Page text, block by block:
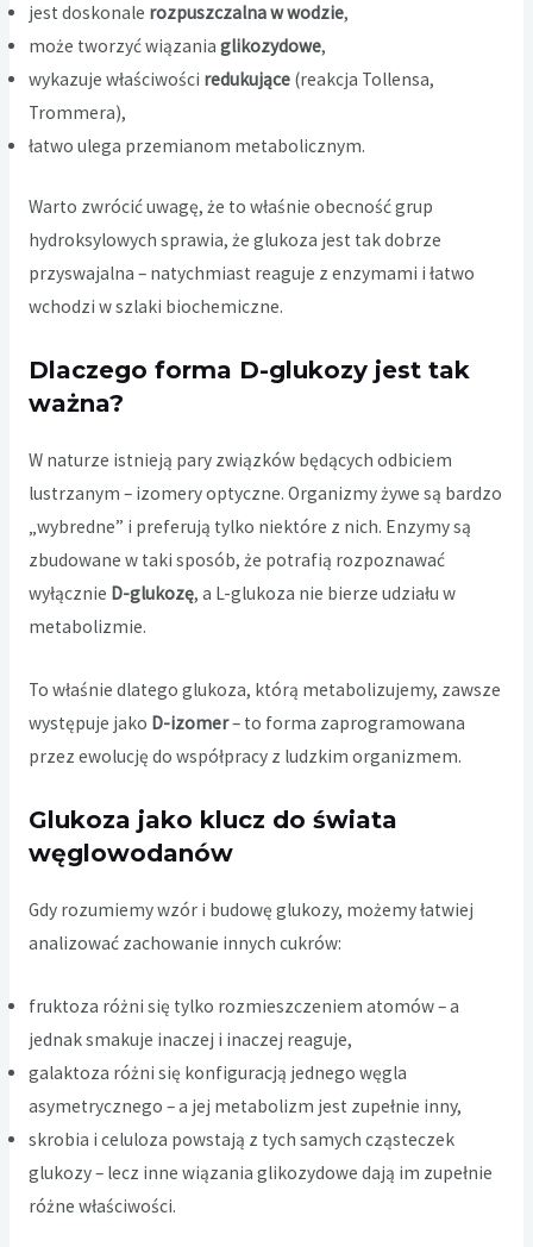
jest doskonale rozpuszczalna w wodzie,
może tworzyć wiązania glikozydowe,
wykazuje właściwości redukujące(reakcja Tollensa,
Trommera),
łatwo ulega przemianom metabolicznym.
Warto zwrócić uwagę, że to właśnie obecność grup
hydroksylowych sprawia, że glukoza jest tak dobrze
przyswajalna – natychmiast reaguje z enzymami i łatwo
wchodzi w szlaki biochemiczne.
Dlaczego forma D-glukozy jest tak
ważna?
W naturze istnieją pary związków będących odbiciem
lustrzanym – izomery optyczne. Organizmy żywe są bardzo
„wybredne” i preferują tylko niektóre z nich. Enzymy są
zbudowane w taki sposób, że potrafią rozpoznawać
wyłącznie D-glukozę, a L-glukoza nie bierze udziału w
metabolizmie.
To właśnie dlatego glukoza, którą metabolizujemy, zawsze
występuje jako D-izomer– to forma zaprogramowana
przez ewolucję do współpracy z ludzkim organizmem.
Glukoza jako klucz do świata
węglowodanów
Gdy rozumiemy wzór i budowę glukozy, możemy łatwiej
analizować zachowanie innych cukrów:
fruktoza różni się tylko rozmieszczeniem atomów – a
jednak smakuje inaczej i inaczej reaguje,
galaktoza różni się konfiguracją jednego węgla
asymetrycznego – a jej metabolizm jest zupełnie inny,
skrobia i celuloza powstają z tych samych cząsteczek
glukozy – lecz inne wiązania glikozydowe dają im zupełnie
różne właściwości.